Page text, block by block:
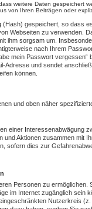
weitere Daten gespeichert
von Ihren Beiträgen oder
gespeichert, so dass
Webseiten zu verwenden.
ihm sorgsam um.
nach Ihrem
mein Passwort vergessen“
Adresse und sendet
können.
und oben näher
einer Interessenabwägung
Aktionen zusammen mit
sofern dies zur
Personen zu ermöglichen.
im Internet zugänglich sein
Nutzerkreis